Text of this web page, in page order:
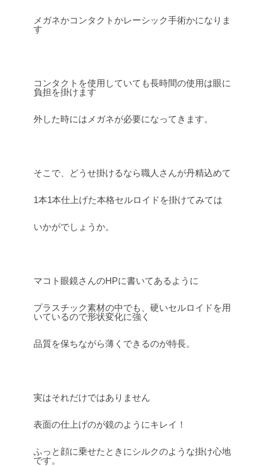
メガネかコンタクトかレーシック手術かになりま
す
コンタクトを使用していても長時間の使用は眼に
負担を掛けます
外した時にはメガネが必要になってきます。
そこで、どうせ掛けるなら職人さんが丹精込めて
1本1本仕上げた本格セルロイドを掛けてみては
いかがでしょうか。
マコト眼鏡さんのHPに書いてあるように
プラスチック素材の中でも、硬いセルロイドを用
いているので形状変化に強く
品質を保ちながら薄くできるのが特長。
実はそれだけではありません
表面の仕上げのが鏡のようにキレイ！
ふっと顔に乗せたときにシルクのような掛け心地
です。